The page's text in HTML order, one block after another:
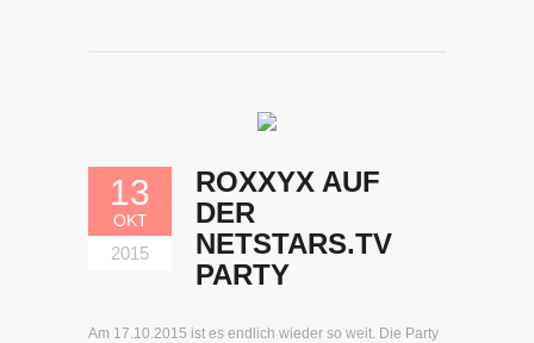
13
OKT
2015
ROXXYX AUF
DER
NETSTARS.TV
PARTY
Am 17.10.2015 ist es endlich wieder so weit. Die Party